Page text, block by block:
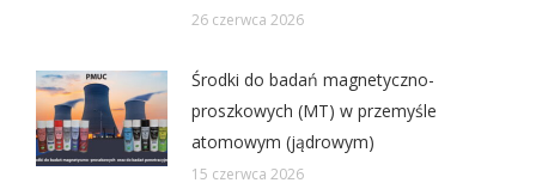
26 czerwca 2026
Środki do badań magnetyczno-
proszkowych (MT) w przemyśle
atomowym (jądrowym)
15 czerwca 2026